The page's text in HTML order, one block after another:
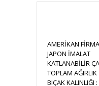
AMERİKAN
JAPON İMALAT
KATLANABİLİR
TOPLAM
BIÇAK KALINLIĞI